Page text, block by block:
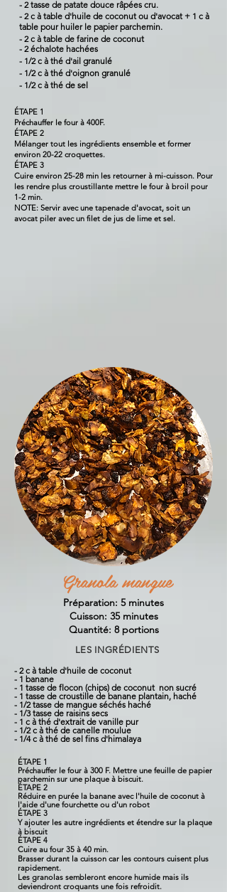
ÉTAPE 1
Préchauffer le four à 400F.
ÉTAPE 2
Mélanger tout les ingrédients ensemble et former
environ 20-22 croquettes.
ÉTAPE 3
Cuire environ 25-28 min les retourner à mi-cuisson. Pour
les rendre plus croustillante mettre le four à broil pour
1-2 min.
NOTE: Servir avec une tapenade d'avocat, soit un
avocat piler avec un filet de jus de lime et sel.
- 2 tasse de patate douce râpées cru.
- 2 c à table d'huile de coconut ou d'avocat + 1 c à
table pour huiler le papier parchemin.
- 2 c à table de farine de coconut
- 2échalote hachées
- 1/2 c à thé d'ail granulé
- 1/2 c à thé d'oignon granulé
- 1/2 c à thé de sel
Granola mangue
ÉTAPE 1
Préchauffer le four à 300 F. Mettre une feuille de papier
parchemin sur une plaque à biscuit.
ÉTAPE 2
Réduire en purée la banane avec l'huile de coconut à
l'aide d'une fourchette ou d'un robot
ÉTAPE 3
Y ajouter les autre ingrédients et étendre sur la plaque
à biscuit
ÉTAPE 4
Cuire au four 35 à 40 min.
Brasser durant la cuisson car les contours cuisent plus
rapidement.
Les granolas sembleront encore humide mais ils
deviendront croquants une fois refroidit.
- 2 c à table d'huile de coconut
- 1 banane
- 1 tasse de flocon (chips) de coconut non sucré
- 1 tasse de croustille de banane plantain, haché
- 1/2 tasse de mangue séchés haché
- 1/3 tasse de raisins secs
- 1 c à thé d'extrait de vanille pur
- 1/2 c à thé de canelle moulue
- 1/4 c à thé de sel fins d'himalaya
LES INGRÉDIENTS
Préparation: 5 minutes
Cuisson: 35 minutes
Quantité: 8 portions